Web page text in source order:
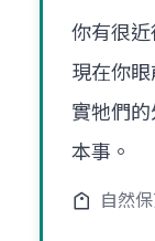
你有很
現在你
實牠們
本事。
自然